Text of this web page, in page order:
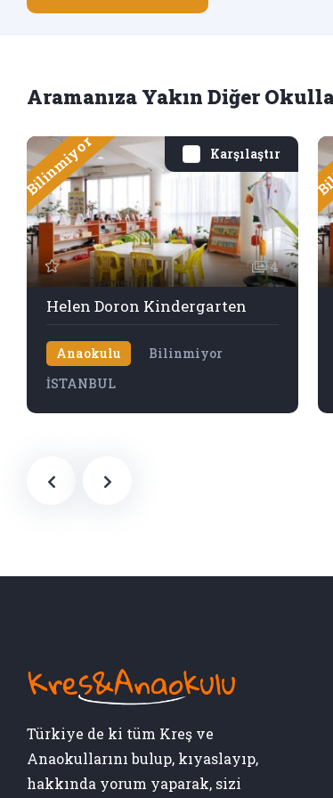
Aramanıza Yakın Diğer
Karşılaştır
Bilinmiyor
4
Helen Doron Kindergarten
Anaokulu
Bilinmiyor
İSTANBUL
Türkiye de ki tüm Kreş ve
Anaokullarını bulup, kıyaslayıp,
hakkında yorum yaparak, sizi